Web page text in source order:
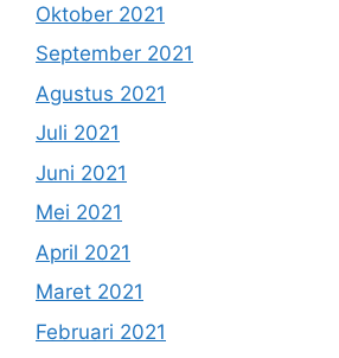
Oktober 2021
September 2021
Agustus 2021
Juli 2021
Juni 2021
Mei 2021
April 2021
Maret 2021
Februari 2021